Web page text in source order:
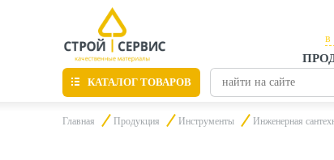
в
в
КАТАЛОГ ТОВАРОВ
Главная Продукция Инструменты Инженерная